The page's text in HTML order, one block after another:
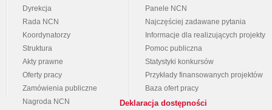
Dyrekcja
Rada NCN
Koordynatorzy
Struktura
Akty prawne
Oferty pracy
Zamówienia publiczne
Nagroda NCN
Panele NCN
Najczęściej zadawane pytania
Informacje dla realizujących projekty
Pomoc publiczna
Statystyki konkursów
Przykłady finansowanych projektów
Baza ofert pracy
Deklaracja dostępności